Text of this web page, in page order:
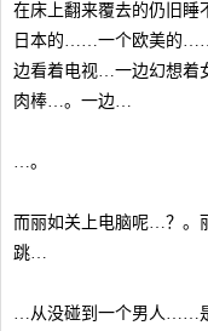
在床上翻来覆去的仍旧
日本的……一个欧美的
边看着电视…一边幻想
肉棒…。一边…
…。
而丽如关上电脑呢…？。
跳…
…从没碰到一个男人